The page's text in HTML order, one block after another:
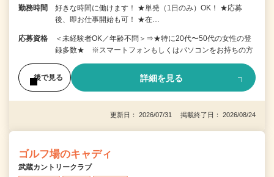
勤務時間
好きな時間に働けます！ ★単発（1日のみ）OK！ ★応募
後、即お仕事開始も可！ ★在…
応募資格
＜未経験者OK／年齢不問＞⇒★特に20代〜50代の女性の登
録多数★ ※スマートフォンもしくはパソコンをお持ちの方
後で見る 詳細を見る
更新日： 2026/07/31 掲載終了日： 2026/08/24
ゴルフ場のキャディ
武蔵カントリークラブ